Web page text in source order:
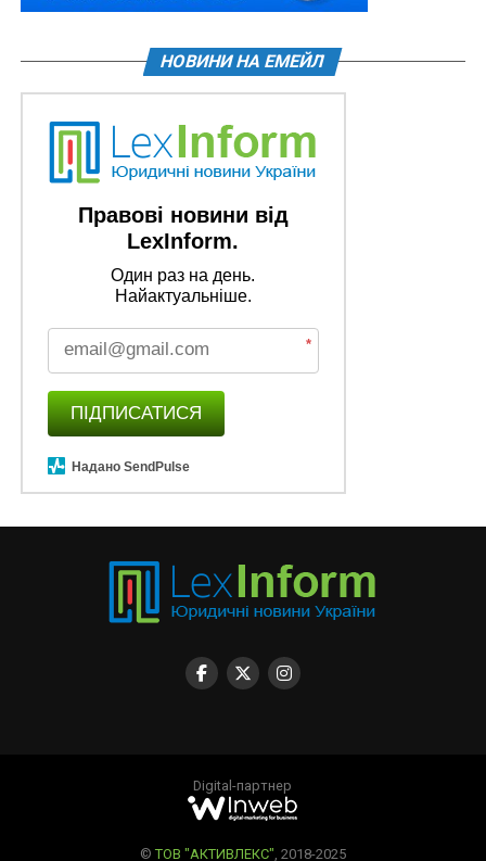
НОВИНИ НА ЕМЕЙЛ
Правові новини від
LexInform.
Один раз на день.
Найактуальніше.
*
ПІДПИСАТИСЯ
Надано SendPulse
Digital-партнер
© ТОВ "АКТИВЛЕКС" , 2018-2025